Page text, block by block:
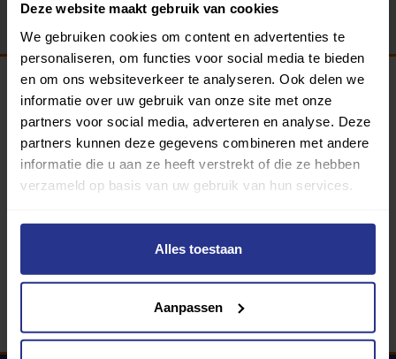
Deze website maakt gebruik van cookies
We gebruiken cookies om content en advertenties te
personaliseren, om functies voor social media te bieden
en om ons websiteverkeer te analyseren. Ook delen we
informatie over uw gebruik van onze site met onze
partners voor social media, adverteren en analyse. Deze
partners kunnen deze gegevens combineren met andere
informatie die u aan ze heeft verstrekt of die ze hebben
verzameld op basis van uw gebruik van hun services.
Alles toestaan
Aanpassen
Programma van:
340 gemeenten